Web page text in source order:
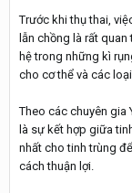
Trước khi thụ thai,
lẫn chồng là rất
hệ trong những kì
cho cơ thể và các
Theo các chuyên gia
là sự kết hợp giữa
nhất cho tinh trùng
cách thuận lợi.